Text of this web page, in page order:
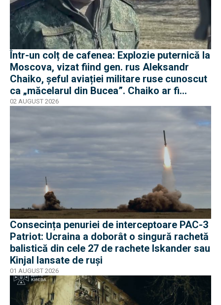
Într-un colț de cafenea: Explozie puternică la
Moscova, vizat fiind gen. rus Aleksandr
Chaiko, șeful aviației militare ruse cunoscut
ca „măcelarul din Bucea”. Chaiko ar fi
supraviețuit
02 AUGUST 2026
Consecința penuriei de interceptoare PAC-3
Patriot: Ucraina a doborât o singură rachetă
balistică din cele 27 de rachete Iskander sau
Kinjal lansate de ruși
01 AUGUST 2026